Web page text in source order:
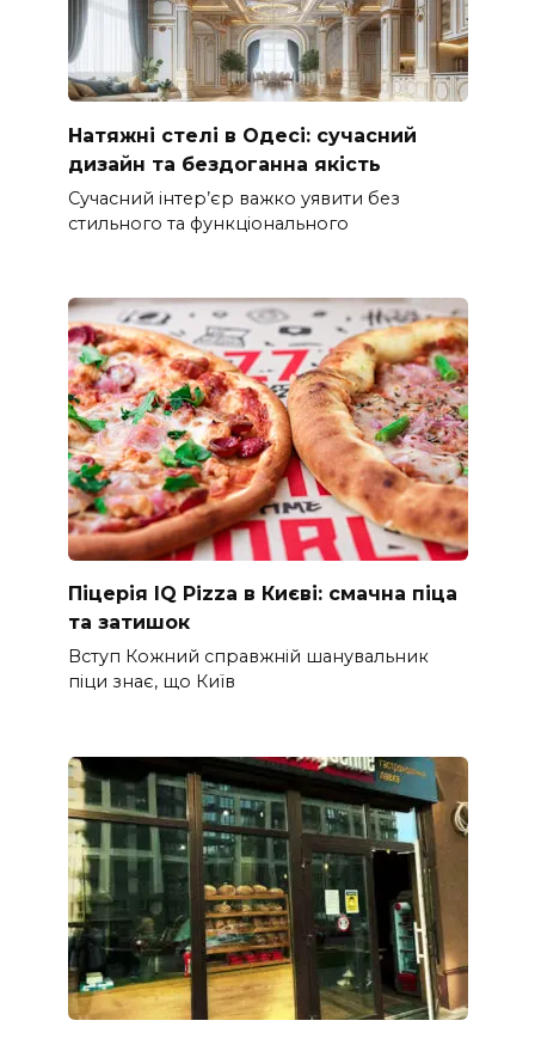
Натяжні стелі в Одесі: сучасний
дизайн та бездоганна якість
Сучасний інтер’єр важко уявити без
стильного та функціонального
Піцерія IQ Pizza в Києві: смачна піца
та затишок
Вступ Кожний справжній шанувальник
піци знає, що Київ